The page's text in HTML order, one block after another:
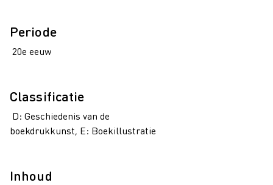
Periode
20e eeuw
Classificatie
D: Geschiedenis van de
boekdrukkunst, E: Boekillustratie
Inhoud